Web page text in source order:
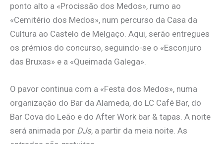
ponto alto a «Procissão dos Medos», rumo ao
«Cemitério dos Medos», num percurso da Casa da
Cultura ao Castelo de Melgaço. Aqui, serão entregues
os prémios do concurso, seguindo-se o «Esconjuro
das Bruxas» e a «Queimada Galega».
O pavor continua com a «Festa dos Medos», numa
organização do Bar da Alameda, do LC Café Bar, do
Bar Cova do Leão e do After Work bar & tapas. A noite
será animada por DJs, a partir da meia noite. As